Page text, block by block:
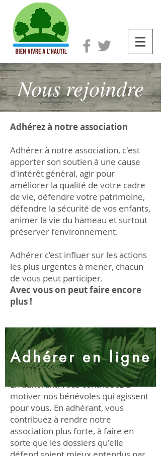
Nous rejoindre
Adhérez à notre association
Adhérer à notre association, c'est
apporter son soutien à une cause
d'intérêt général, agir pour
améliorer la qualité de votre cadre
de vie, défendre votre patrimoine,
défendre la sécurité de vos enfants,
animer la vie du hameau et surtout
préserver l’environnement.
Adhérer c’est influer sur les actions
les plus urgentes à mener, chacun
de vous peut participer.
Avec vous on peut faire encore
plus !
En adhérant, vous contribuez à
motiver nos bénévoles qui agissent
pour vous. En adhérant, vous
contribuez à rendre notre
association plus forte, à faire en
sorte que les dossiers qu'elle
Adhérer en ligne